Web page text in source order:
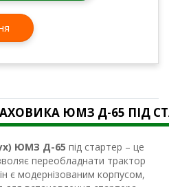
ЮМЗ Д-65 ПІД
ЮМЗ Д-65 під стартер – це
переобладнати трактор
є модернізованим корпусом,